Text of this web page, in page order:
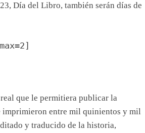
Día del Libro, también serán días de
que le permitiera publicar la
imprimieron entre mil quinientos y mil
y traducido de la historia,